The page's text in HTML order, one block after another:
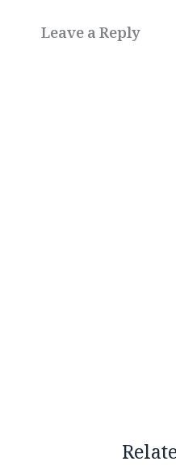
Leave a Reply